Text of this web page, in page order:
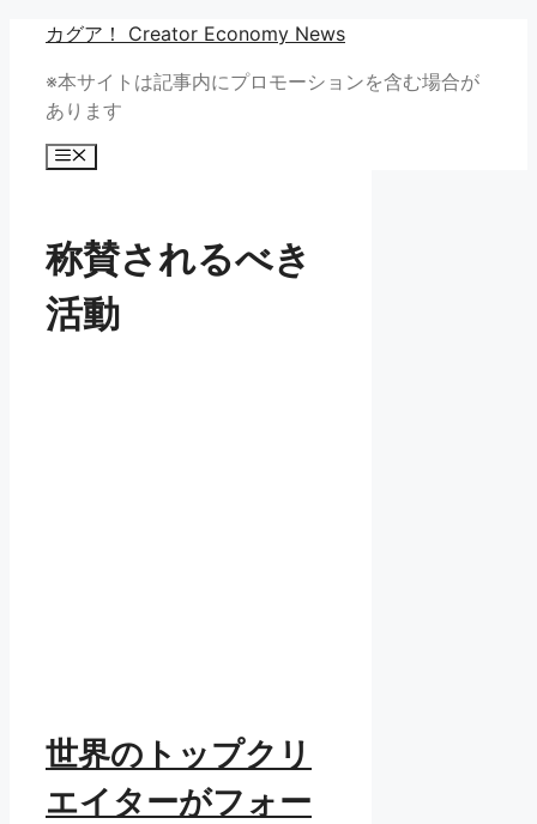
カグア！ Creator Economy News
※本サイトは記事内にプロモーションを含む場合が
あります
メ
称賛されるべき
活動
世界のトップクリ
エイターがフォー